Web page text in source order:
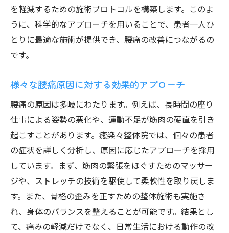
を軽減するための施術プロトコルを構築します。このよ
うに、科学的なアプローチを用いることで、患者一人ひ
とりに最適な施術が提供でき、腰痛の改善につながるの
です。
様々な腰痛原因に対する効果的アプローチ
腰痛の原因は多岐にわたります。例えば、長時間の座り
仕事による姿勢の悪化や、運動不足が筋肉の硬直を引き
起こすことがあります。癒楽々整体院では、個々の患者
の症状を詳しく分析し、原因に応じたアプローチを採用
しています。まず、筋肉の緊張をほぐすためのマッサー
ジや、ストレッチの技術を駆使して柔軟性を取り戻しま
す。また、骨格の歪みを正すための整体施術も実施さ
れ、身体のバランスを整えることが可能です。結果とし
て、痛みの軽減だけでなく、日常生活における動作の改